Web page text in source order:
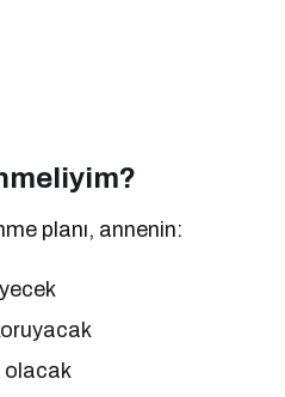
planı, annenin:
olacak